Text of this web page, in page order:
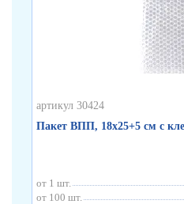
артикул 30424
Пакет ВПП, 18х25+5 см с
от 1 шт.
от 100 шт.